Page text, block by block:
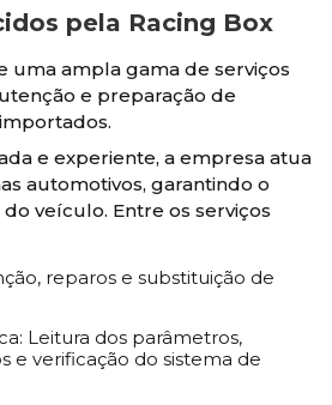
pela Racing Box
uma ampla gama de serviços
e preparação de
e experiente, a empresa atua
automotivos, garantindo o
veículo. Entre os serviços
e verificação do sistema de